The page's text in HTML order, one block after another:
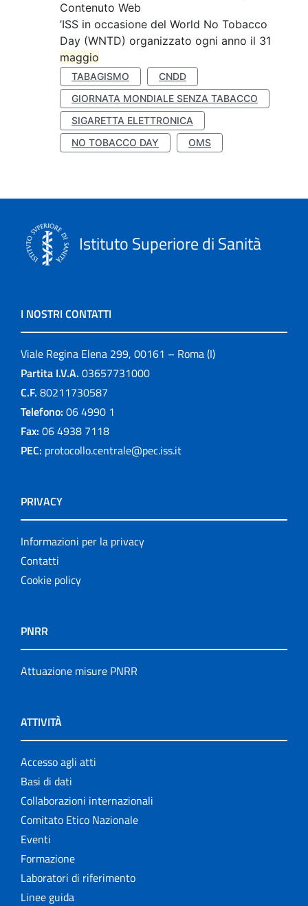
Contenuto Web
’ISS in occasione del World No Tobacco
Day (WNTD) organizzato ogni anno il 31
maggio
TABAGISMO
CNDD
GIORNATA MONDIALE SENZA TABACCO
SIGARETTA ELETTRONICA
NO TOBACCO DAY
OMS
Istituto Superiore di Sanità
I NOSTRI CONTATTI
Viale Regina Elena 299, 00161 – Roma (I)
Partita I.V.A. 03657731000
C.F. 80211730587
Telefono: 06 4990 1
Fax: 06 4938 7118
PEC: protocollo.centrale@pec.iss.it
PRIVACY
Informazioni per la privacy
Contatti
Cookie policy
PNRR
Attuazione misure PNRR
ATTIVITÀ
Accesso agli atti
Basi di dati
Collaborazioni internazionali
Comitato Etico Nazionale
Eventi
Formazione
Laboratori di riferimento
Linee guida